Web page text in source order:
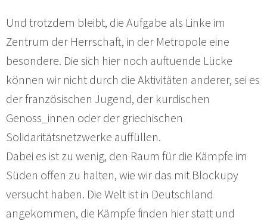
Und trotzdem bleibt, die Aufgabe als Linke im
Zentrum der Herrschaft, in der Metropole eine
besondere. Die sich hier noch auftuende Lücke
können wir nicht durch die Aktivitäten anderer, sei es
der französischen Jugend, der kurdischen
Genoss_innen oder der griechischen
Solidaritätsnetzwerke auffüllen.
Dabei es ist zu wenig, den Raum für die Kämpfe im
Süden offen zu halten, wie wir das mit Blockupy
versucht haben. Die Welt ist in Deutschland
angekommen, die Kämpfe finden hier statt und